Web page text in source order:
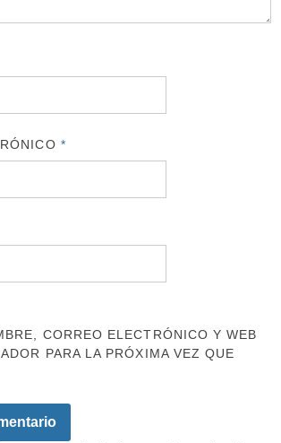
*
CORREO ELECTRÓNICO Y WEB
PARA LA PRÓXIMA VEZ QUE